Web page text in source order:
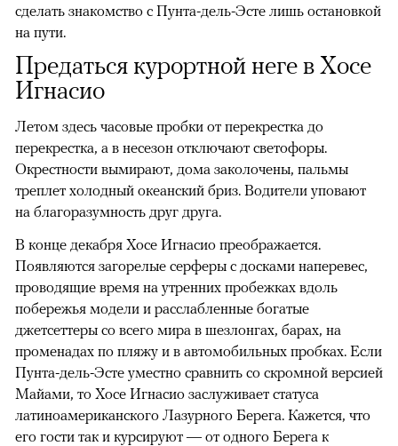
сделать знакомство с Пунта-дель-Эсте лишь остановкой
на пути.
Предаться курортной неге в Хосе
Игнасио
Летом здесь часовые пробки от перекрестка до
перекрестка, а в несезон отключают светофоры.
Окрестности вымирают, дома заколочены, пальмы
треплет холодный океанский бриз. Водители уповают
на благоразумность друг друга.
В конце декабря Хосе Игнасио преображается.
Появляются загорелые серферы с досками наперевес,
проводящие время на утренних пробежках вдоль
побережья модели и расслабленные богатые
джетсеттеры со всего мира в шезлонгах, барах, на
променадах по пляжу и в автомобильных пробках. Если
Пунта-дель-Эсте уместно сравнить со скромной версией
Майами, то Хосе Игнасио заслуживает статуса
латиноамериканского Лазурного Берега. Кажется, что
его гости так и курсируют — от одного Берега к